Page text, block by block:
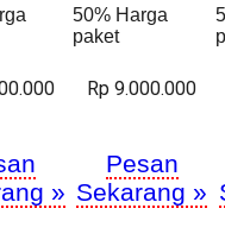
50% Harga
paket
Rp 9.000.000
»
Pesan
Sekarang »